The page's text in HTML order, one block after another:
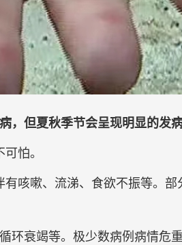
但夏秋季节会呈现明显的发
怕。
咳嗽、流涕、食欲不振等。部
衰竭等。极少数病例病情危重